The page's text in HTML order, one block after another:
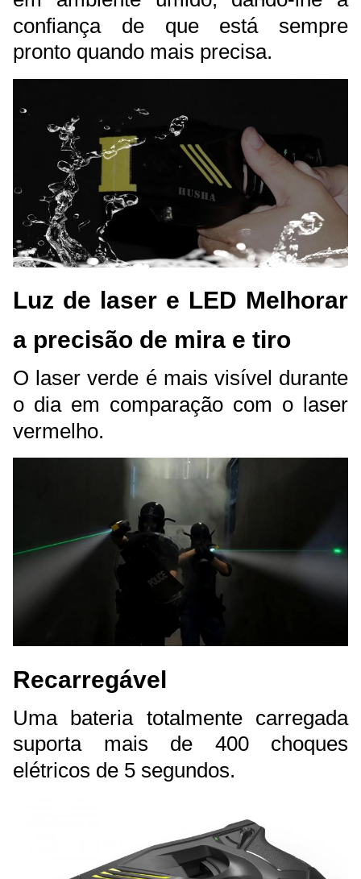
confiança de que está sempre
pronto quando mais precisa.
Luz de laser e LED Melhorar
a precisão de mira e tiro
O laser verde é mais visível durante
o dia em comparação com o laser
vermelho.
Recarregável
Uma bateria totalmente carregada
suporta mais de 400 choques
elétricos de 5 segundos.